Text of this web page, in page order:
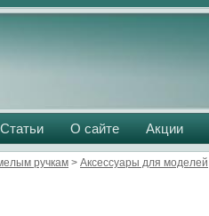
Статьи О сайте Акции
ручкам > Аксессуары для моделей